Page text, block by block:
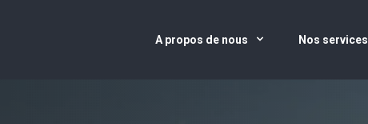
A propos de nous Nos services